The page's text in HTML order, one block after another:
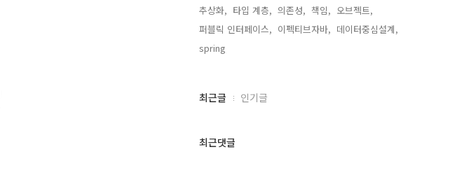
추상화, 타입 계층, 의존성, 책임, 오브젝트,
퍼블릭 인터페이스, 이펙티브자바, 데이터중심설계,
spring,
최
과
최근글 인기글
최근댓글